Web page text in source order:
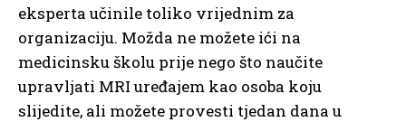
eksperta učinile toliko vrijednim za
organizaciju. Možda ne možete ići na
medicinsku školu prije nego što naučite
upravljati MRI uređajem kao osoba koju
slijedite, ali možete provesti tjedan dana u